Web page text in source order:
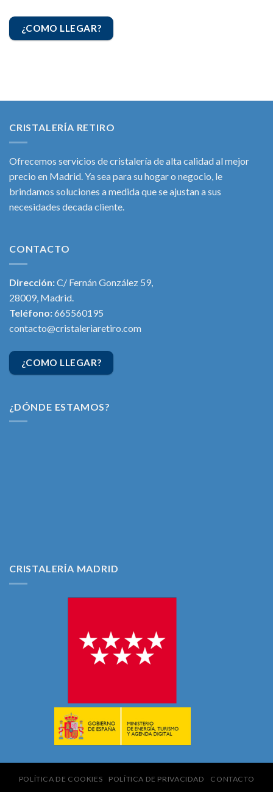
¿COMO LLEGAR?
CRISTALERÍA RETIRO
Ofrecemos servicios de cristalería de alta calidad al mejor
precio en Madrid. Ya sea para su hogar o negocio, le
brindamos soluciones a medida que se ajustan a sus
necesidades decada cliente.
CONTACTO
Dirección:C/ Fernán González 59,
28009, Madrid.
Teléfono:665560195
contacto@cristaleriaretiro.com
¿COMO LLEGAR?
¿DÓNDE ESTAMOS?
CRISTALERÍA MADRID
POLÍTICA DE COOKIES POLÍTICA DE PRIVACIDAD CONTACTO